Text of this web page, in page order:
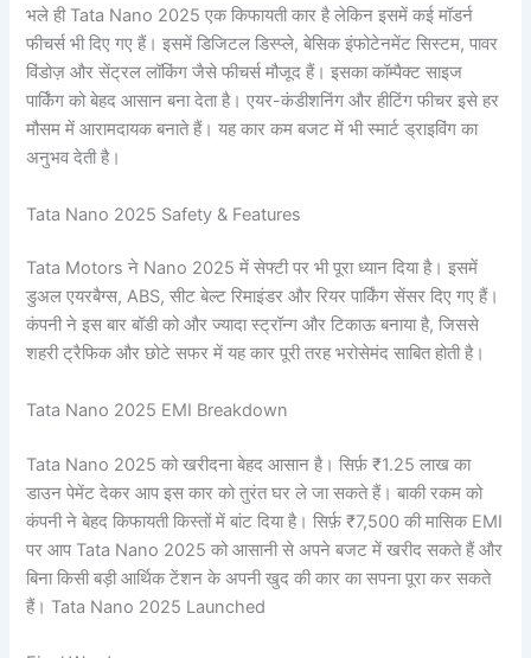
भले ही Tata Nano 2025 एक किफायती कार है लेकिन इसमें कई मॉडर्न
फीचर्स भी दिए गए हैं। इसमें डिजिटल डिस्प्ले, बेसिक इंफोटेनमेंट सिस्टम, पावर
विंडोज़ और सेंट्रल लॉकिंग जैसे फीचर्स मौजूद हैं। इसका कॉम्पैक्ट साइज
पार्किंग को बेहद आसान बना देता है। एयर-कंडीशनिंग और हीटिंग फीचर इसे हर
मौसम में आरामदायक बनाते हैं। यह कार कम बजट में भी स्मार्ट ड्राइविंग का
अनुभव देती है।
Tata Nano 2025 Safety & Features
Tata Motors ने Nano 2025 में सेफ्टी पर भी पूरा ध्यान दिया है। इसमें
डुअल एयरबैग्स, ABS, सीट बेल्ट रिमाइंडर और रियर पार्किंग सेंसर दिए गए हैं।
कंपनी ने इस बार बॉडी को और ज्यादा स्ट्रॉन्ग और टिकाऊ बनाया है, जिससे
शहरी ट्रैफिक और छोटे सफर में यह कार पूरी तरह भरोसेमंद साबित होती है।
Tata Nano 2025 EMI Breakdown
Tata Nano 2025 को खरीदना बेहद आसान है। सिर्फ़ ₹1.25 लाख का
डाउन पेमेंट देकर आप इस कार को तुरंत घर ले जा सकते हैं। बाकी रकम को
कंपनी ने बेहद किफायती किस्तों में बांट दिया है। सिर्फ़ ₹7,500 की मासिक EMI
पर आप Tata Nano 2025 को आसानी से अपने बजट में खरीद सकते हैं और
बिना किसी बड़ी आर्थिक टेंशन के अपनी खुद की कार का सपना पूरा कर सकते
हैं। Tata Nano 2025 Launched